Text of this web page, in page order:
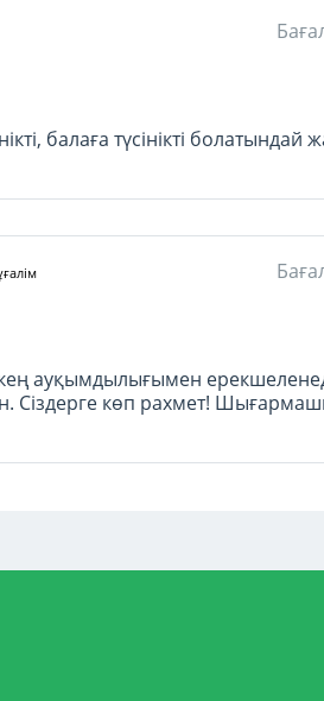
балаға түсінікті болатындай
ауқымдылығымен
Сіздерге көп рахмет!